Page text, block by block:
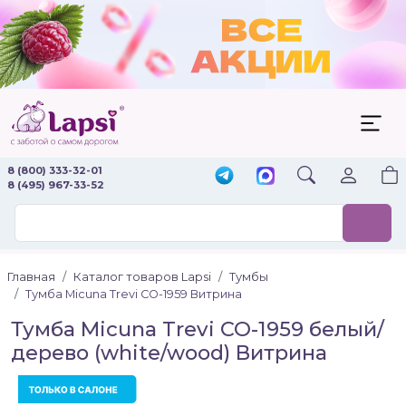
8 (800) 333-32-01
8 (495) 967-33-52
Главная Каталог товаров Lapsi
Тумбы
Тумба Micuna Trevi СО-1959 Витрина
Тумба Micuna Trevi СО-1959 белый/
дерево (white/wood) Витрина